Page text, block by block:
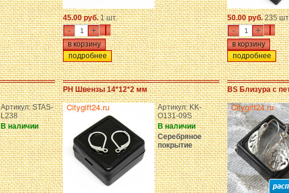
45.00 руб.1 шт.
- +
подробнее
50.00 руб.235
- +
подробнее
Артикул: STAS-
L238
В наличии
PH Швензы 14*12*2 мм
Артикул: KK-
O131-09S
В наличии
Серебряное
покрытие
BS Близура с